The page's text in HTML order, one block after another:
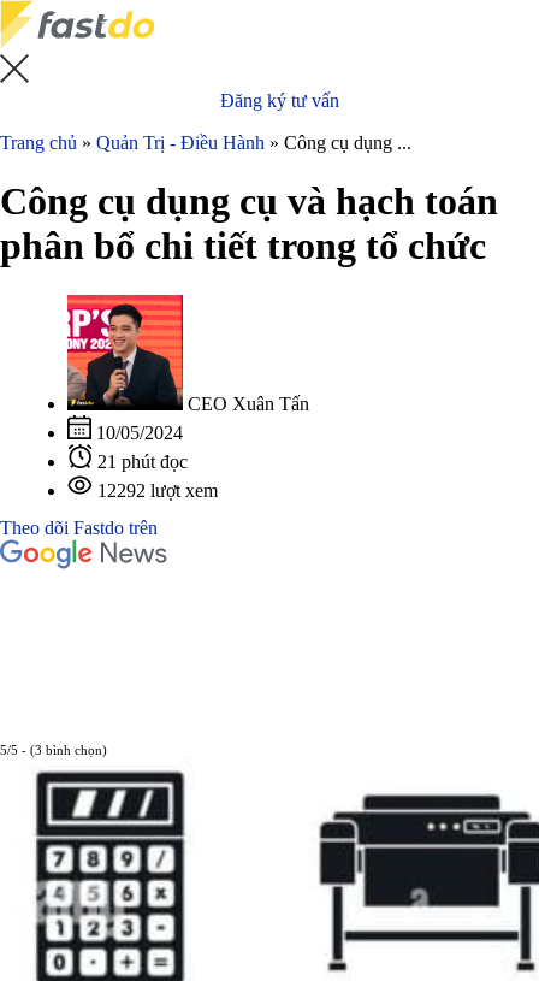
Đăng ký tư vấn
Trang chủ » Quản Trị - Điều Hành » Công cụ dụng ...
Công cụ dụng cụ và hạch toán
phân bổ chi tiết trong tổ chức
CEO Xuân Tấn
10/05/2024
21 phút đọc
12292 lượt xem
Theo dõi Fastdo trên
5/5 - (3 bình chọn)